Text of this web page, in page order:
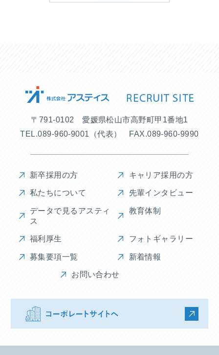
〒791-0102 愛媛県松山市高野町甲1番地1
TEL.089-960-9001 （代表） FAX.089-960-9990
新卒採用の方 キャリア採用の方
私たちについて 先輩インタビュー
データで見るアスティ
ス
教育体制
福利厚生 フォトギャラリー
募集要項一覧 新着情報
お問い合わせ